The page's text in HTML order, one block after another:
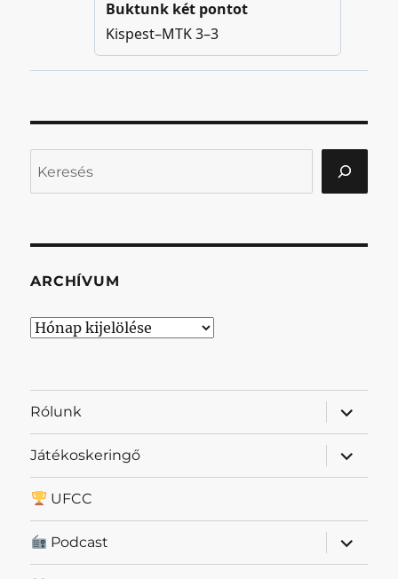
ARCHÍVUM
Archívum
Rólunk
almenü
Játékoskeringő
almenü
UFCC
Podcast
almenü